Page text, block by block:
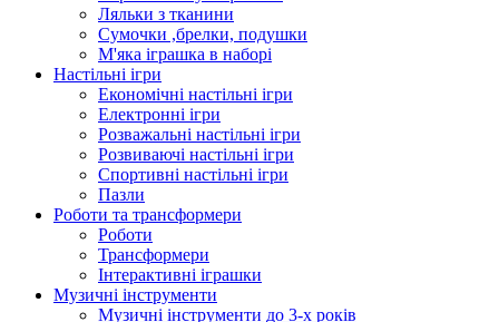
Ляльки з тканини
Сумочки ,брелки, подушки
М'яка іграшка в наборі
Настільні ігри
Економічні настільні ігри
Електронні ігри
Розважальні настільні ігри
Розвиваючі настільні ігри
Спортивні настільні ігри
Пазли
Роботи та трансформери
Роботи
Трансформери
Інтерактивні іграшки
Музичні інструменти
Музичні інструменти до 3-х років